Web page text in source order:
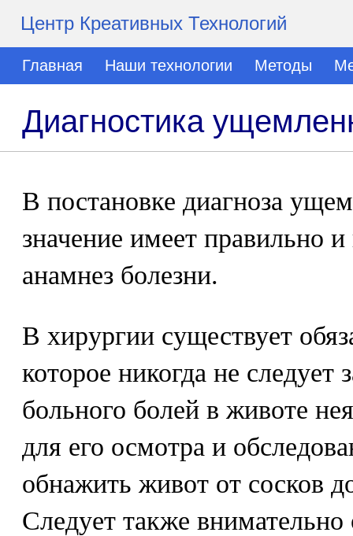
Центр Креативных Технологий
Главная Наши технологии Методы
Диагностика
В постановке диагноза
значение имеет правильно
анамнез болезни.
В хирургии существует
которое никогда не
больного болей в животе
для его осмотра и
обнажить живот от сосков
Следует также внимательно